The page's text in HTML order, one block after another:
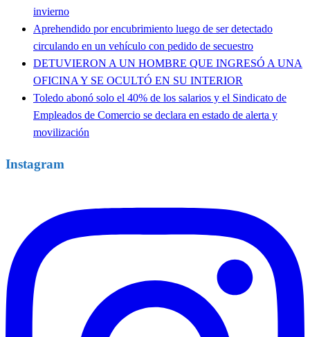
invierno
Aprehendido por encubrimiento luego de ser detectado
circulando en un vehículo con pedido de secuestro
DETUVIERON A UN HOMBRE QUE INGRESÓ A UNA
OFICINA Y SE OCULTÓ EN SU INTERIOR
Toledo abonó solo el 40% de los salarios y el Sindicato de
Empleados de Comercio se declara en estado de alerta y
movilización
Instagram